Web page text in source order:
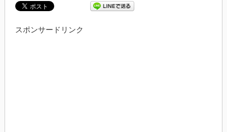
スポンサードリンク